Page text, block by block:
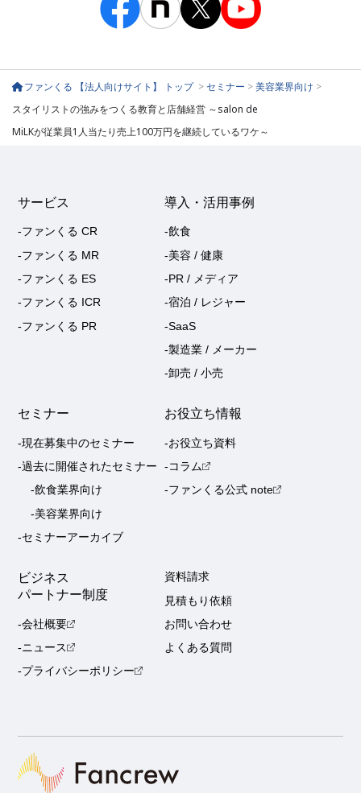
ファンくる 【法人向けサイト】 トップ >セミナー >美容業界向け >
スタイリストの強みをつくる教育と店舗経営 ～salon de
MiLKが従業員1人当たり売上100万円を継続しているワケ～
サービス
-ファンくる CR
-ファンくる MR
-ファンくる ES
-ファンくる ICR
-ファンくる PR
導入・活用事例
-飲食
-美容 / 健康
-PR / メディア
-宿泊 / レジャー
-SaaS
-製造業 / メーカー
-卸売 / 小売
セミナー
-現在募集中のセミナー
-過去に開催されたセミナー
-飲食業界向け
-美容業界向け
-セミナーアーカイブ
お役立ち情報
-お役立ち資料
-コラム
-ファンくる公式 note
ビジネス
パートナー制度
-会社概要
-ニュース
-プライバシーポリシー
資料請求
見積もり依頼
お問い合わせ
よくある質問